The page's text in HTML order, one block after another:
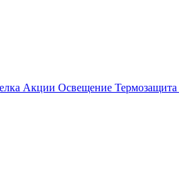
Акции Освещение Термозащита